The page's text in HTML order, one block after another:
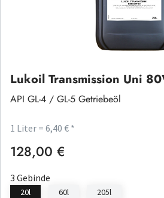
Lukoil Transmission Uni
API GL-4 / GL-5 Getriebeöl
1 Liter = 6,40 € *
Regulärer Preis:
128,00 €
3 Gebinde
20l 60l 205l